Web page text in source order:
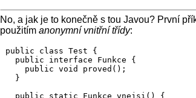
No, a jak je to konečně s tou Javou? První
použitímanonymní vnitřní třídy:
public class Test {
  public interface Funkce {
    public void proved();
  }
  public static Funkce vnejsi() {